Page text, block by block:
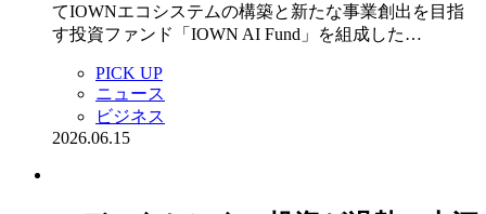
てIOWNエコシステムの構築と新たな事業創出を目指
す投資ファンド「IOWN AI Fund」を組成した…
PICK UP
ニュース
ビジネス
2026.06.15